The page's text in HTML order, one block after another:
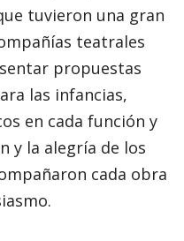
tuvieron una gran
teatrales
propuestas
las infancias,
en cada función y
y la alegría de los
cada obra